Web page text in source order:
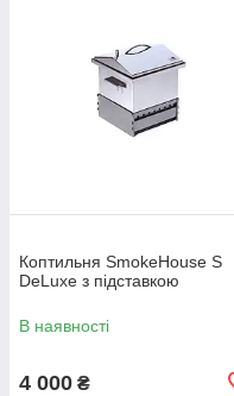
Коптильня SmokeHouse S
DeLuxe з підставкою
В наявності
4 000 ₴